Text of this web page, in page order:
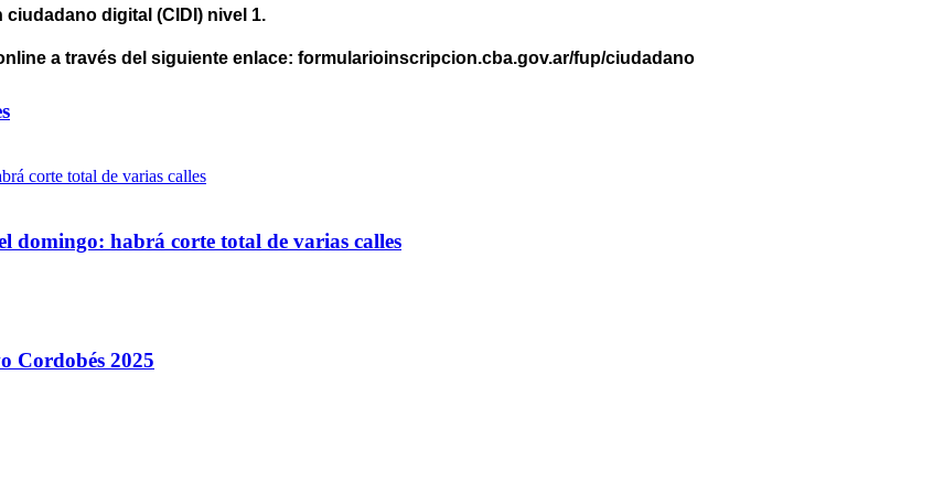
domingo: habrá corte total de varias calles
digital (CIDI) nivel 1.
a través del siguiente enlace: formularioinscripcion.cba.gov.ar/fup/ciudadano
Cordobés 2025